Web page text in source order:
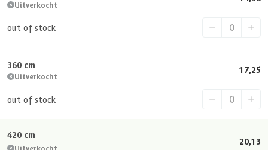
Uitverkocht
out of stock
360 cm
Uitverkocht
out of stock
17,25
420 cm
Uitverkocht
20,13